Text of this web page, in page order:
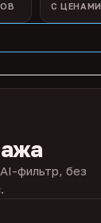
С ЦЕНАМИ
фильтр, без